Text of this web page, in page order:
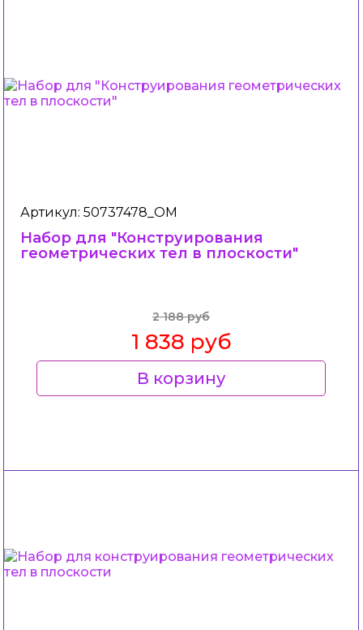
Артикул: 50737478_ОМ
Набор для "Конструирования
геометрических тел в плоскости"
2 188 руб
1 838 руб
В корзину